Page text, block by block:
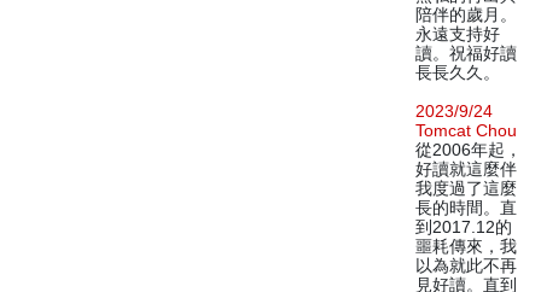
陪伴的歲月。
永遠支持好
讀。祝福好讀
長長久久。
2023/9/24
Tomcat Chou
從2006年起，
好讀就這麼伴
我度過了這麼
長的時間。直
到2017.12的
噩耗傳來，我
以為就此不再
見好讀。直到